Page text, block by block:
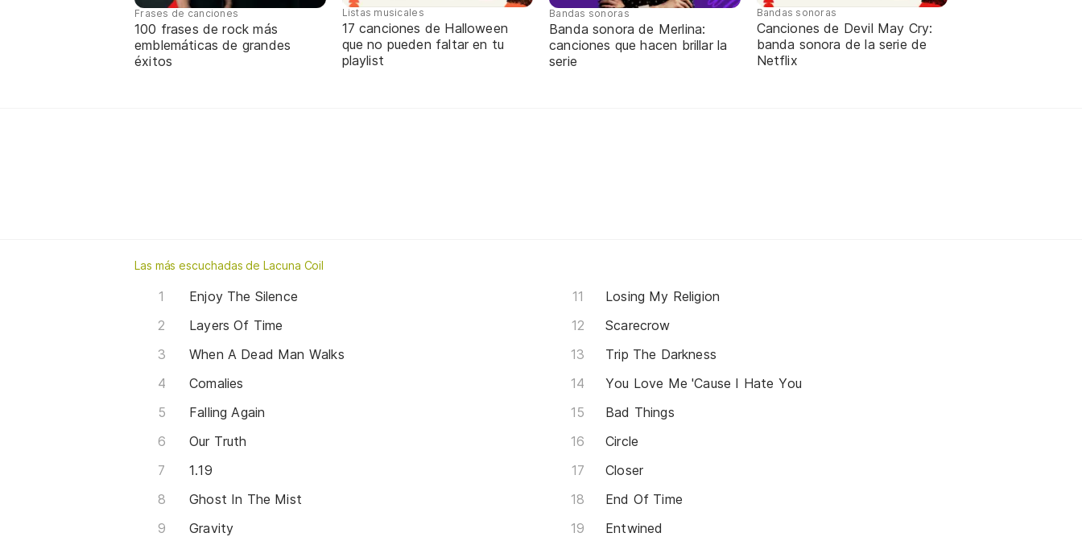
Frases de canciones
100 frases de rock más
emblemáticas de grandes
éxitos
Listas musicales
17 canciones de Halloween
que no pueden faltar en tu
playlist
Bandas sonoras
Banda sonora de Merlina:
canciones que hacen brillar la
serie
Bandas sonoras
Canciones de Devil May Cry:
banda sonora de la serie de
Netflix
Las más escuchadas de Lacuna Coil
Enjoy The Silence
Layers Of Time
When A Dead Man Walks
Comalies
Falling Again
Our Truth
1.19
Ghost In The Mist
Gravity
Losing My Religion
Scarecrow
Trip The Darkness
You Love Me 'Cause I Hate You
Bad Things
Circle
Closer
End Of Time
Entwined